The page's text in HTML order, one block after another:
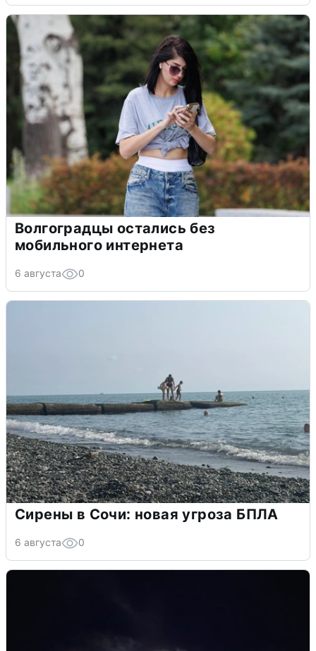
Волгоградцы остались без
мобильного интернета
6 августа 0
Сирены в Сочи: новая угроза БПЛА
6 августа 0